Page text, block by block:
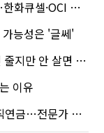
·OCI 영향은?
능성은 '글쎄'
안 살면 2.5배
이유
…전문가 조언은